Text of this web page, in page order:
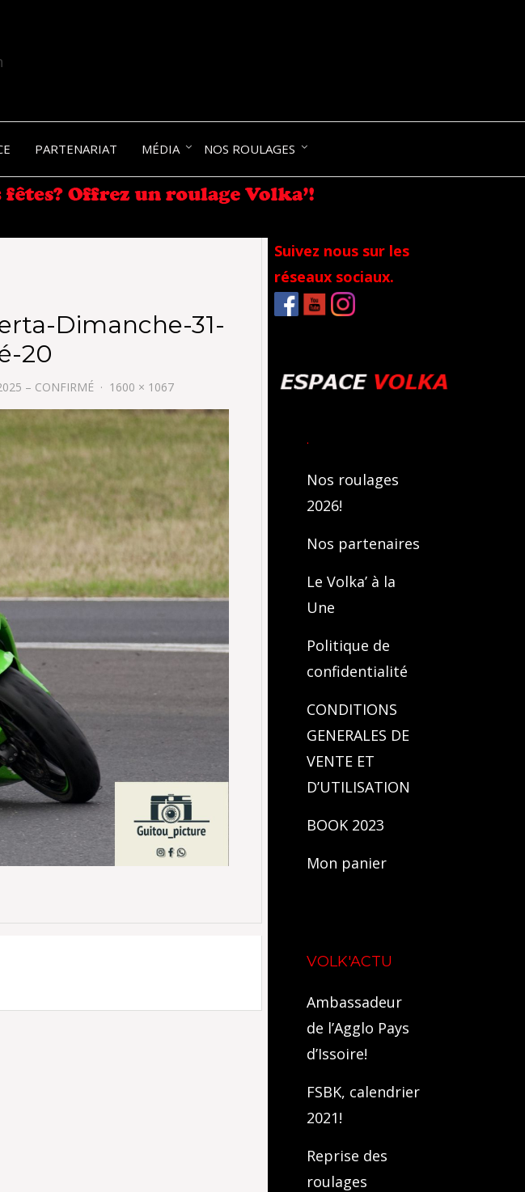
PARTENARIAT MÉDIA NOS ROULAGES
Dimanche-31-
20
– CONFIRMÉ 1600 × 1067
Suivez nous sur les
réseaux sociaux.
.
Nos roulages
2026!
Nos partenaires
Le Volka’ à la
Une
Politique de
confidentialité
CONDITIONS
GENERALES DE
VENTE ET
D’UTILISATION
BOOK 2023
Mon panier
VOLK'ACTU
Ambassadeur
de l’Agglo Pays
d’Issoire!
FSBK, calendrier
2021!
Reprise des
roulages